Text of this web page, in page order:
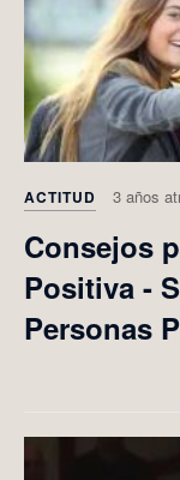
ACTITUD 3 años
Consejos
Positiva -
Personas